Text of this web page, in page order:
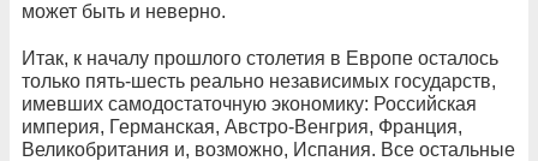
может быть и неверно.
Итак, к началу прошлого столетия в Европе осталось
только пять-шесть реально независимых государств,
имевших самодостаточную экономику: Российская
империя, Германская, Австро-Венгрия, Франция,
Великобритания и, возможно, Испания. Все остальные